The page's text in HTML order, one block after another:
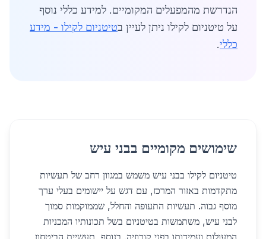
הנדרשת מהמפעלים המקומיים. למידע כללי נוסף
על טיטניום לקילו ניתן לעיין בטיטניום לקילו - מידע
כללי.
שימושים מקומיים בבני עיש
טיטניום לקילו בבני עיש משמש במגוון רחב של תעשיות
מתקדמות באזור המרכז, עם דגש על יישומים בעלי ערך
מוסף גבוה. תעשיות התעופה והחלל, שממוקמות סמוך
לבני עיש, משתמשות בטיטניום בשל תכונותיו המכניות
המעולות ועמידותו בפני קורוזיה. בנוסף, תעשיית הביטחון